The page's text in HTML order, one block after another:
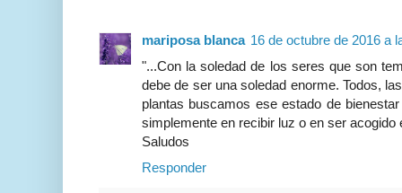
mariposa blanca 16 de octubre de 2016 a
"...Con la soledad de los seres que son
debe de ser una soledad enorme. Todos,
plantas buscamos ese estado de
simplemente en recibir luz o en ser acogido
Saludos
Responder